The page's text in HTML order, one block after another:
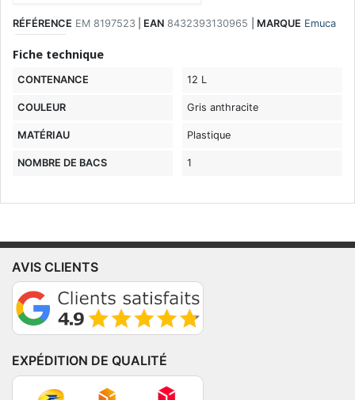
RÉFÉRENCE EM 8197523 EAN 8432393130965 MARQUE Emuca
Fiche technique
CONTENANCE 12 L
COULEUR Gris anthracite
MATÉRIAU Plastique
NOMBRE DE BACS 1
AVIS CLIENTS
EXPÉDITION DE QUALITÉ